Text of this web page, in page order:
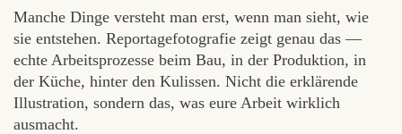
Manche Dinge versteht man erst, wenn man sieht, wie
sie entstehen. Reportagefotografie zeigt genau das —
echte Arbeitsprozesse beim Bau, in der Produktion, in
der Küche, hinter den Kulissen. Nicht die erklärende
Illustration, sondern das, was eure Arbeit wirklich
ausmacht.